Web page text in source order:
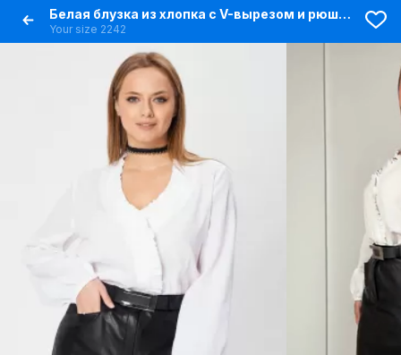
Белая блузка из хлопка с V-вырезом и рюшей, демисезон
Your size 2242